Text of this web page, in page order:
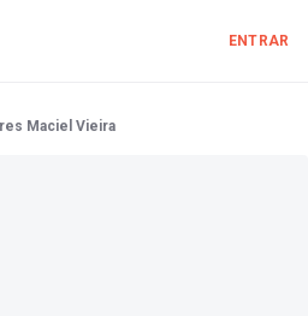
ENTRAR
Maciel Vieira